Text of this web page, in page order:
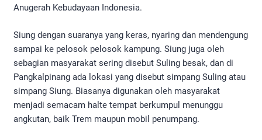
Anugerah Kebudayaan Indonesia.
Siung dengan suaranya yang keras, nyaring dan mendengung
sampai ke pelosok pelosok kampung. Siung juga oleh
sebagian masyarakat sering disebut Suling besak, dan di
Pangkalpinang ada lokasi yang disebut simpang Suling atau
simpang Siung. Biasanya digunakan oleh masyarakat
menjadi semacam halte tempat berkumpul menunggu
angkutan, baik Trem maupun mobil penumpang.